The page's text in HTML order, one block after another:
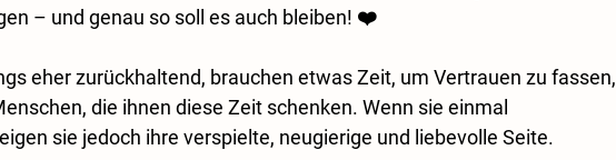
– und genau so soll es auch bleiben! ❤️
eher zurückhaltend, brauchen etwas Zeit, um Vertrauen zu fassen,
die ihnen diese Zeit schenken. Wenn sie einmal
sie jedoch ihre verspielte, neugierige und liebevolle Seite.